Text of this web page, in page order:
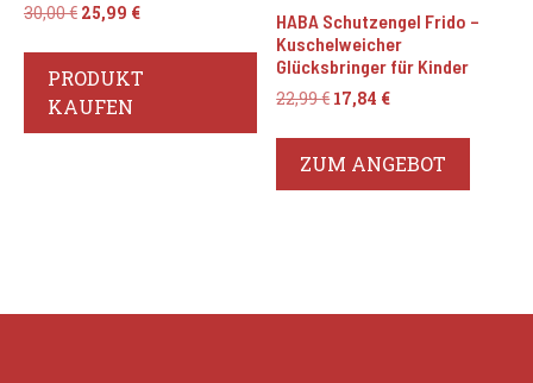
30,00€ Ursprünglicher
30,00 €
25,99 €Aktueller
PRODUKT
KAUFEN
HABA Schutzengel Frido –
Kuschelweicher
Glücksbringer für Kinder
22,99€ Ursprünglicher
war:
22,99 €
17,84 €Aktueller
ist:
17,84 €.
ZUM ANGEBOT